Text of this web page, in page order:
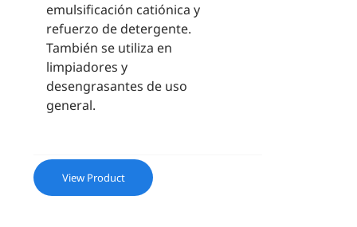
emulsificación catiónica y
refuerzo de detergente.
También se utiliza en
limpiadores y
desengrasantes de uso
general.
View Product